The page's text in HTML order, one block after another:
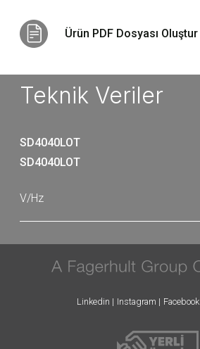
Ürün PDF Dosyası Oluştur
Teknik Veriler
SD4040LOT
SD4040LOT
Linkedin Instagram Facebook